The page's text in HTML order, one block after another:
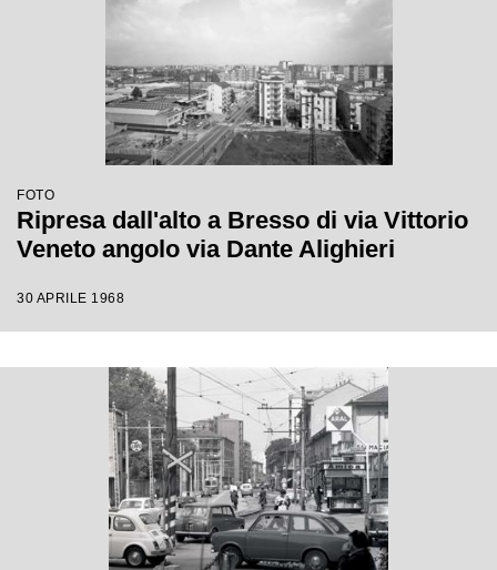
FOTO
Ripresa dall'alto a Bresso di via Vittorio
Veneto angolo via Dante Alighieri
30 APRILE 1968